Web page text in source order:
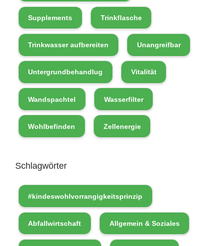
Supplements Trinkflasche
Trinkwasser aufbereiten Unangreifbar
Untergrundbehandlug Vitalität
Wandspachtel Wasserfilter
Wohlbefinden Zellenergie
Schlagwörter
#kindeswohlvorrangigkeitsprinzip
Abfallwirtschaft Allgemein & Soziales